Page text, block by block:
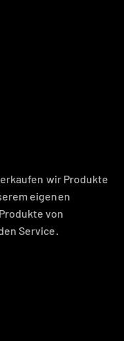
wir Produkte
eigenen
von
Service.